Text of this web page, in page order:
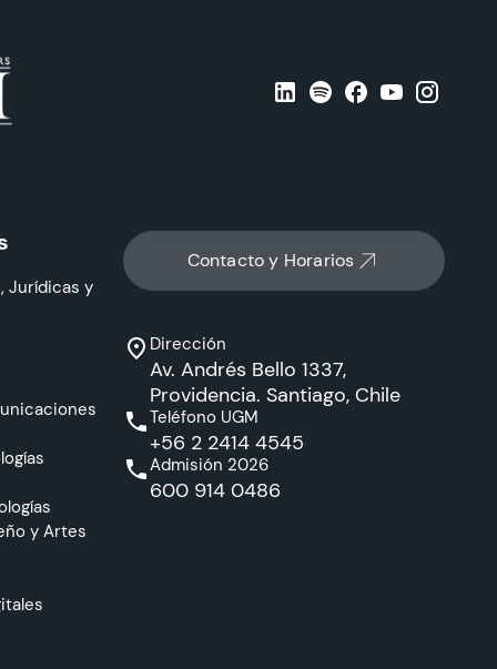
Jurídicas y
y Artes
Contacto y Horarios
Dirección
Av. Andrés Bello 1337,
Providencia. Santiago, Chile
Teléfono UGM
+56 2 2414 4545
Admisión 2026
600 914 0486